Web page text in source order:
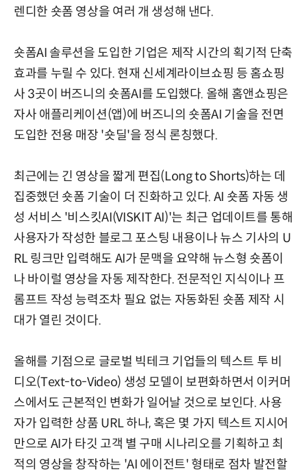
렌디한 숏폼 영상을 여러 개 생성해 낸다.
숏폼AI 솔루션을 도입한 기업은 제작 시간의 획기적 단축
효과를 누릴 수 있다. 현재 신세계라이브쇼핑 등 홈쇼핑
사 3곳이 버즈니의 숏폼AI를 도입했다. 올해 홈앤쇼핑은
자사 애플리케이션(앱)에 버즈니의 숏폼AI 기술을 전면
도입한 전용 매장 '숏딜'을 정식 론칭했다.
최근에는 긴 영상을 짧게 편집(Long to Shorts)하는 데
집중했던 숏폼 기술이 더 진화하고 있다. AI 숏폼 자동 생
성 서비스 '비스킷AI(VISKIT AI)'는 최근 업데이트를 통해
사용자가 작성한 블로그 포스팅 내용이나 뉴스 기사의 U
RL 링크만 입력해도 AI가 문맥을 요약해 뉴스형 숏폼이
나 바이럴 영상을 자동 제작한다. 전문적인 지식이나 프
롬프트 작성 능력조차 필요 없는 자동화된 숏폼 제작 시
대가 열린 것이다.
올해를 기점으로 글로벌 빅테크 기업들의 텍스트 투 비
디오(Text-to-Video) 생성 모델이 보편화하면서 이커머
스에서도 근본적인 변화가 일어날 것으로 보인다. 사용
자가 입력한 상품 URL 하나, 혹은 몇 가지 텍스트 지시어
만으로 AI가 타깃 고객 별 구매 시나리오를 기획하고 최
적의 영상을 창작하는 'AI 에이전트' 형태로 점차 발전할